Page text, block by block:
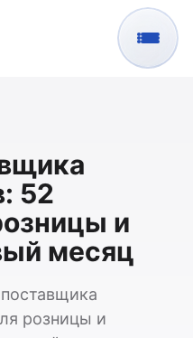
52
и
месяц
розницы и